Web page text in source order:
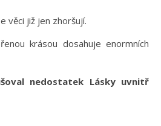
věci již jen zhoršují.
krásou dosahuje enormních
nedostatek Lásky uvnitř